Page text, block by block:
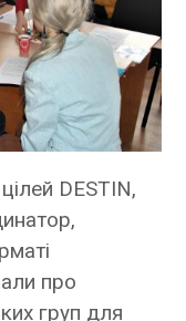
DESTIN,
про
груп для